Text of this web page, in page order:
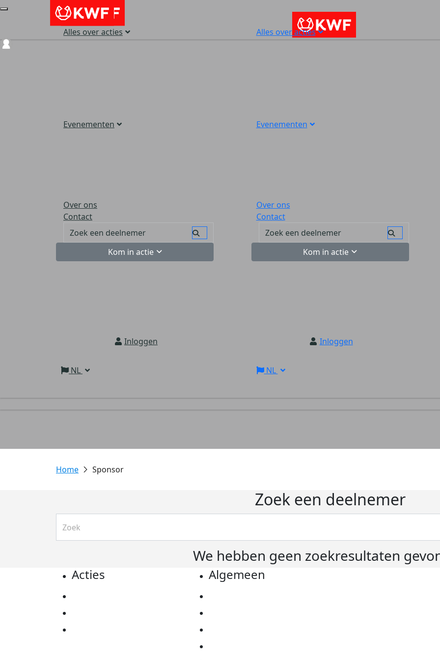
Alles over acties
Evenementen
Over ons
Contact
Kom in actie
Inloggen
NL
Alles over acties
Evenementen
Over ons
Contact
Kom in actie
Inloggen
NL
Sponsor
Zoek een deelnemer
We hebben geen zoekresultaten
Acties Algemeen